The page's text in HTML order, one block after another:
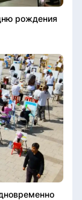
рождения